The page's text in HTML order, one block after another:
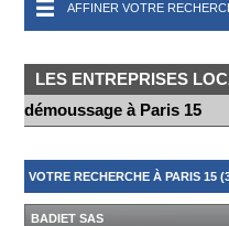
AFFINER VOTRE
LES ENTREPRISES
démoussage à Paris 15
VOTRE RECHERCHE À PARIS 15
BADIET SAS